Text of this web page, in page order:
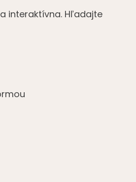
interaktívna. Hľadajte